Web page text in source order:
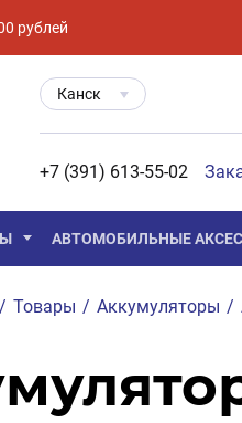
рублей
Канск
+7 (391) 613-55-02
АВТОМОБИЛЬНЫЕ
/ Товары / Аккумуляторы /